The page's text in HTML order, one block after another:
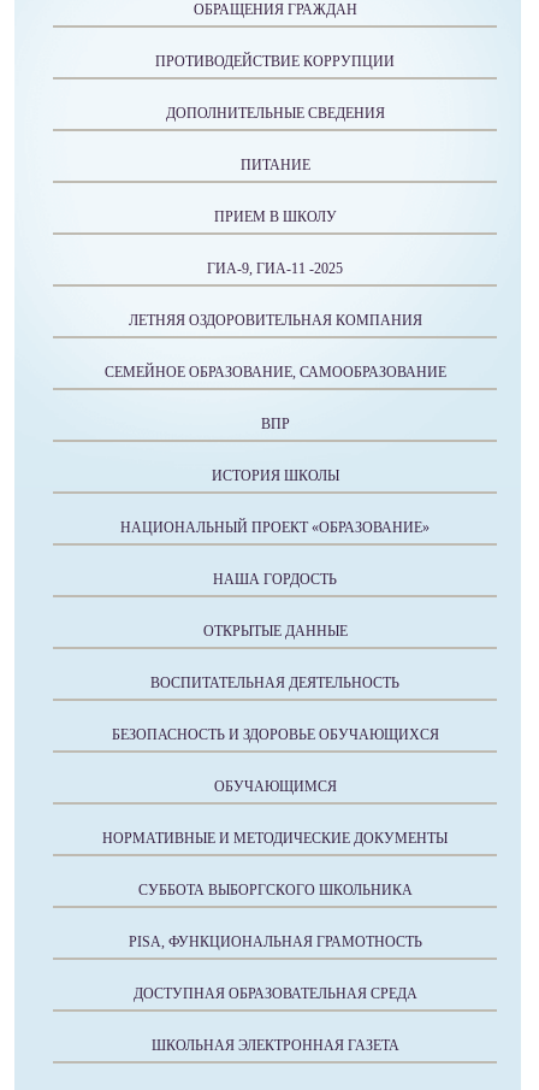
ОБРАЩЕНИЯ ГРАЖДАН
ПРОТИВОДЕЙСТВИЕ КОРРУПЦИИ
ДОПОЛНИТЕЛЬНЫЕ СВЕДЕНИЯ
ПИТАНИЕ
ПРИЕМ В ШКОЛУ
ГИА-9, ГИА-11 -2025
ЛЕТНЯЯ ОЗДОРОВИТЕЛЬНАЯ КОМПАНИЯ
СЕМЕЙНОЕ ОБРАЗОВАНИЕ, САМООБРАЗОВАНИЕ
ВПР
ИСТОРИЯ ШКОЛЫ
НАЦИОНАЛЬНЫЙ ПРОЕКТ «ОБРАЗОВАНИЕ»
НАША ГОРДОСТЬ
ОТКРЫТЫЕ ДАННЫЕ
ВОСПИТАТЕЛЬНАЯ ДЕЯТЕЛЬНОСТЬ
БЕЗОПАСНОСТЬ И ЗДОРОВЬЕ ОБУЧАЮЩИХСЯ
ОБУЧАЮЩИМСЯ
НОРМАТИВНЫЕ И МЕТОДИЧЕСКИЕ ДОКУМЕНТЫ
СУББОТА ВЫБОРГСКОГО ШКОЛЬНИКА
PISA, ФУНКЦИОНАЛЬНАЯ ГРАМОТНОСТЬ
ДОСТУПНАЯ ОБРАЗОВАТЕЛЬНАЯ СРЕДА
ШКОЛЬНАЯ ЭЛЕКТРОННАЯ ГАЗЕТА